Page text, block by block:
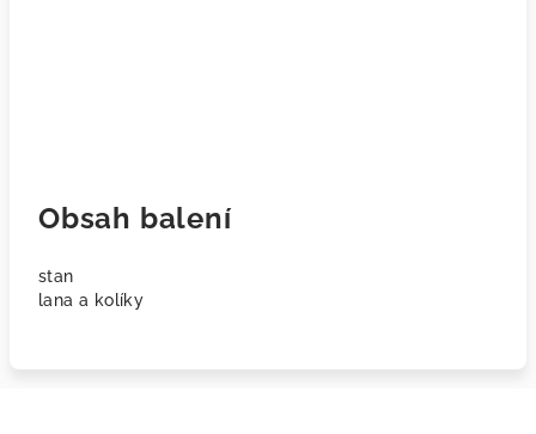
Obsah balení
stan
lana a kolíky